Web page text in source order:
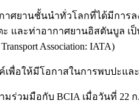
าศยานชั้นนำทั่วโลกที่ได้มีกา
และท่าอากาศยานอิสตันบูล เ
Association: IATA)
พื่อให้มีโอกาสในการพบปะแ
ร่วมมือกับ BCIA เมื่อวันที่ 22